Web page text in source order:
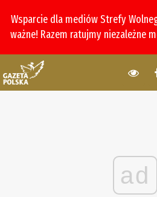
Wsparcie dla mediów Strefy
ważne! Razem ratujmy niezależne
ad